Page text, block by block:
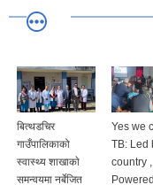
बित्थडचिर
गाउँपालिकाको
स्वास्थ्य शाखाकाे
समन्वयमा नर्बेजित
Yes we
TB: Led
country ,